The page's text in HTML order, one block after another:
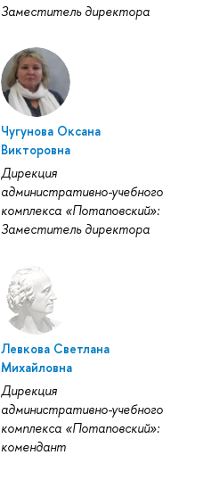
Заместитель директора
Чугунова Оксана
Викторовна
Дирекция
административно-учебного
комплекса «Потаповский»:
Заместитель директора
Левкова Светлана
Михайловна
Дирекция
административно-учебного
комплекса «Потаповский»:
комендант